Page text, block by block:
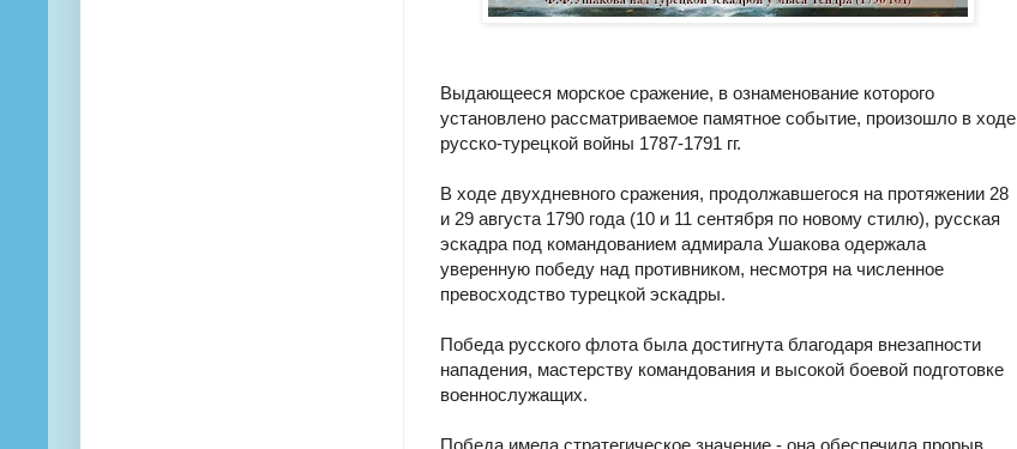
Выдающееся морское сражение, в ознаменование которого
установлено рассматриваемое памятное событие, произошло в ходе
русско-турецкой войны 1787-1791 гг.
В ходе двухдневного сражения, продолжавшегося на протяжении 28
и 29 августа 1790 года (10 и 11 сентября по новому стилю), русская
эскадра под командованием адмирала Ушакова одержала
уверенную победу над противником, несмотря на численное
превосходство турецкой эскадры.
Победа русского флота была достигнута благодаря внезапности
нападения, мастерству командования и высокой боевой подготовке
военнослужащих.
Победа имела стратегическое значение - она обеспечила прорыв